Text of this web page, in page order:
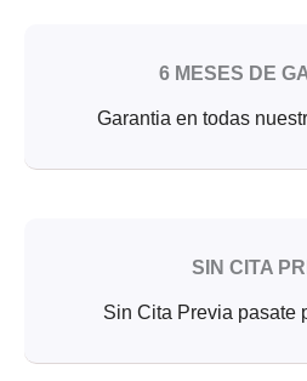
6 MESES DE
Garantia en todas
SIN CITA
Sin Cita Previa pasate